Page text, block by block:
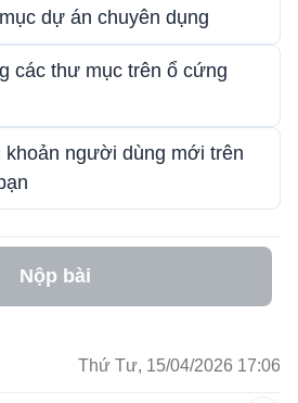
dự án chuyên dụng
các thư mục trên ổ cứng
khoản người dùng mới trên
Nộp bài
Thứ Tư, 15/04/2026 17:06